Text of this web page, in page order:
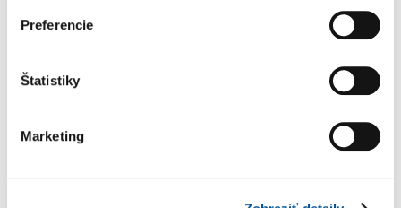
Preferencie
Štatistiky
Marketing
moderné technológie a dostupnú elektromobilitu v
YouTube kanál Volkswagen
VIAC O ID. POLO